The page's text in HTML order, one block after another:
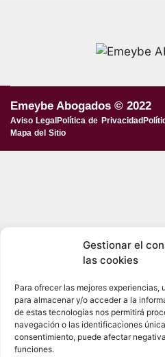
Gestionar el
las cookies
Para ofrecer las mejores
para almacenar y/o acceder a la
de estas tecnologías nos permitirá
navegación o las identificaciones
consentimiento, puede afectar
funciones.
Emeybe Abogados © 2022
Aviso Legal Política de Privacidad
Mapa del Sitio